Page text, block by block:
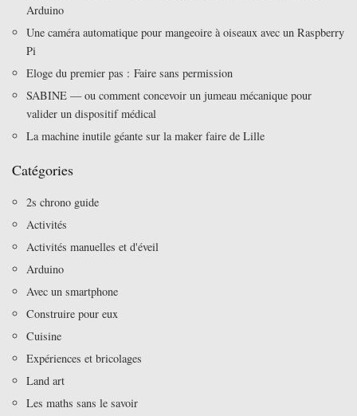
Arduino
Une caméra automatique pour mangeoire à oiseaux avec un Raspberry
Pi
Eloge du premier pas : Faire sans permission
SABINE — ou comment concevoir un jumeau mécanique pour
valider un dispositif médical
La machine inutile géante sur la maker faire de Lille
Catégories
2s chrono guide
Activités
Activités manuelles et d'éveil
Arduino
Avec un smartphone
Construire pour eux
Cuisine
Expériences et bricolages
Land art
Les maths sans le savoir